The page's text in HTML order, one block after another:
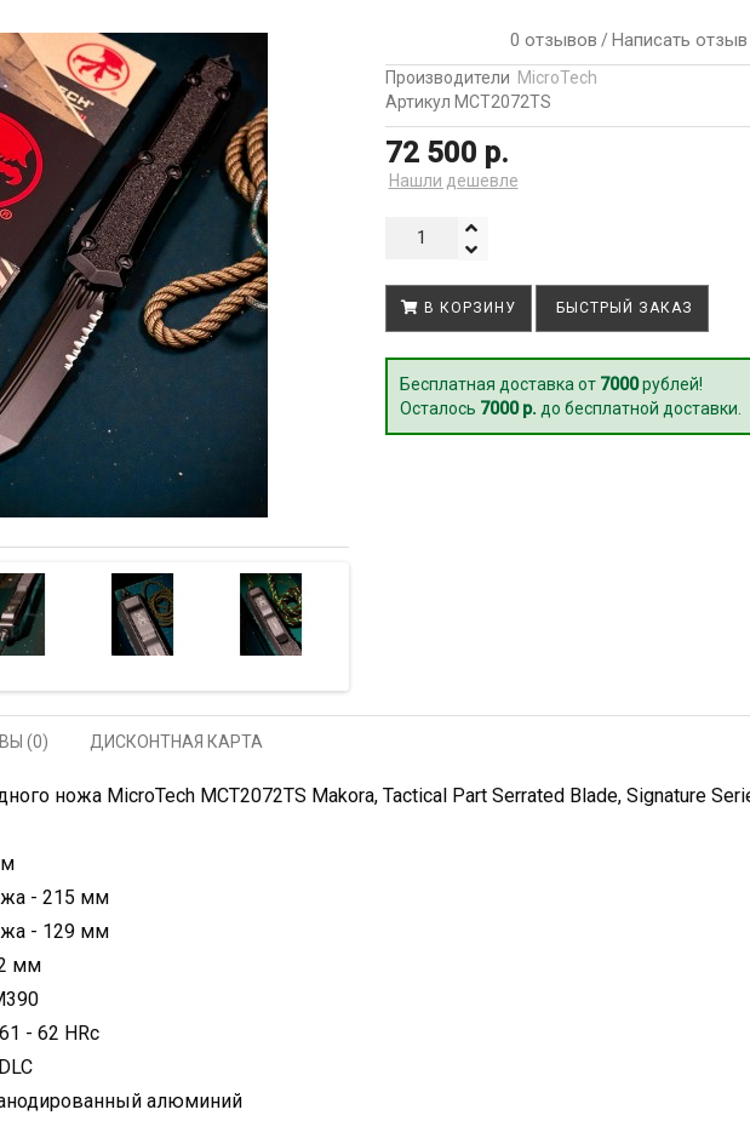
0 отзывов / Написать отзыв
Производители MicroTech
Артикул MCT2072TS
72 500 р.
Нашли дешевле
В КОРЗИНУ БЫСТРЫЙ ЗАКАЗ
Бесплатная доставка от 7000рублей!
Осталось 7000 р. до бесплатной доставки.
(0) ДИСКОНТНАЯ КАРТА
ножа MicroTech MCT2072TS Makora, Tactical Part Serrated Blade, Signature
- 215 мм
- 129 мм
мм
- 62 HRc
алюминий